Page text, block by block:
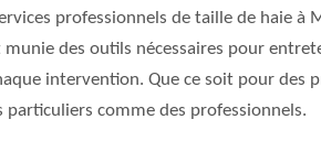
professionnels de taille de haie
des outils nécessaires pour
intervention. Que ce soit pour des
particuliers comme des professionnels.